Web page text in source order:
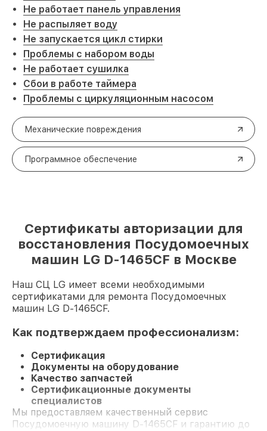
Не работает панель управления
Не распыляет воду
Не запускается цикл стирки
Проблемы с набором воды
Не работает сушилка
Сбои в работе таймера
Проблемы с циркуляционным насосом
Механические повреждения
Программное обеспечение
Сертификаты авторизации для
восстановления Посудомоечных
машин LG D-1465CF в Москве
Наш СЦ LG имеет всеми необходимыми
сертификатами для ремонта Посудомоечных
машин LG D-1465CF.
Как подтверждаем профессионализм:
Сертификация
Документы на оборудование
Качество запчастей
Сертификационные документы
специалистов
Мы предоставляем качественный сервис
Посудомоечную машину D-1465CF и гарантию до